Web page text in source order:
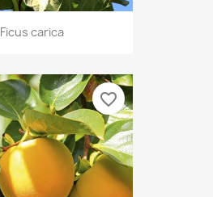
Ficus carica
favorite_border